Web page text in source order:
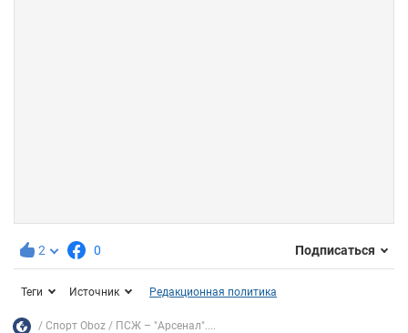
2 0 Подписаться
Теги Источник Редакционная политика
Спорт Oboz ПСЖ – "Арсенал"....